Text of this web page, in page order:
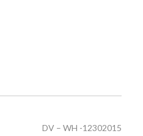
DV – WH -12302015